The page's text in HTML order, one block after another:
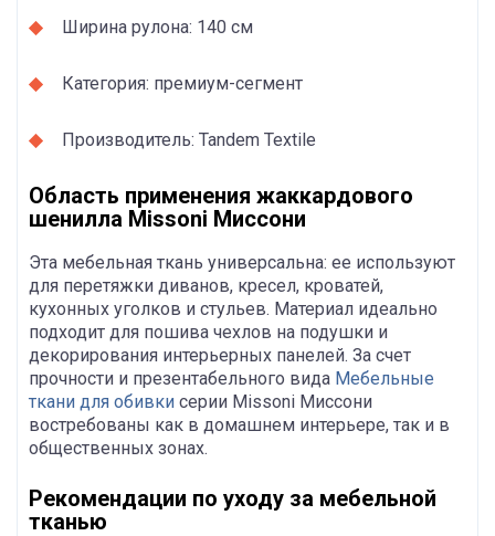
Ширина рулона: 140 см
Категория: премиум-сегмент
Производитель: Tandem Textile
Область применения жаккардового
шенилла Missoni Миссони
Эта мебельная ткань универсальна: ее используют
для перетяжки диванов, кресел, кроватей,
кухонных уголков и стульев. Материал идеально
подходит для пошива чехлов на подушки и
декорирования интерьерных панелей. За счет
прочности и презентабельного вида Мебельные
ткани для обивки серии Missoni Миссони
востребованы как в домашнем интерьере, так и в
общественных зонах.
Рекомендации по уходу за мебельной
тканью